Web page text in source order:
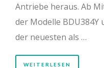
Antriebe heraus. Ab
der Modelle BDU384Y
der neuesten als …
WEITERLESEN